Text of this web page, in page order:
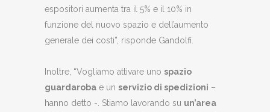
espositori aumenta tra il 5% e il 10% in
funzione del nuovo spazio e dell’aumento
generale dei costi”, risponde Gandolfi.
Inoltre, “Vogliamo attivare uno spazio
guardaroba e un servizio di spedizioni –
hanno detto -. Stiamo lavorando su un’area